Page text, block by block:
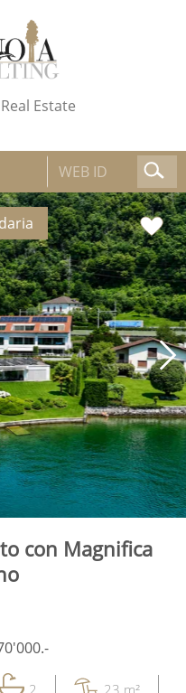
Estate
con Magnifica
2 23 m²